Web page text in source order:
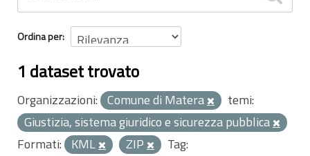
Ordina per
1 dataset trovato
Organizzazioni: Comune di Matera
temi:
Giustizia, sistema giuridico e sicurezza pubblica
Formati: KML ZIP
Tag: